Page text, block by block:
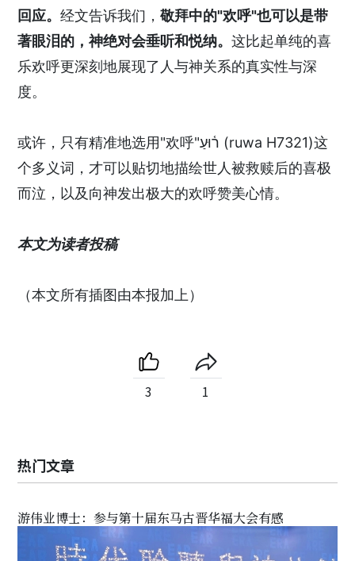
回应。经文告诉我们，敬拜中的"欢呼"也可以是带
著眼泪的，神绝对会垂听和悦纳。这比起单纯的喜
乐欢呼更深刻地展现了人与神关系的真实性与深
度。
或许，只有精准地选用"欢呼"ר֫וּעַ (ruwa H7321)这
个多义词，才可以贴切地描绘世人被救赎后的喜极
而泣，以及向神发出极大的欢呼赞美心情。
本文为读者投稿
（本文所有插图由本报加上）
3 1
热门文章
游伟业博士：参与第十届东马古晋华福大会有感